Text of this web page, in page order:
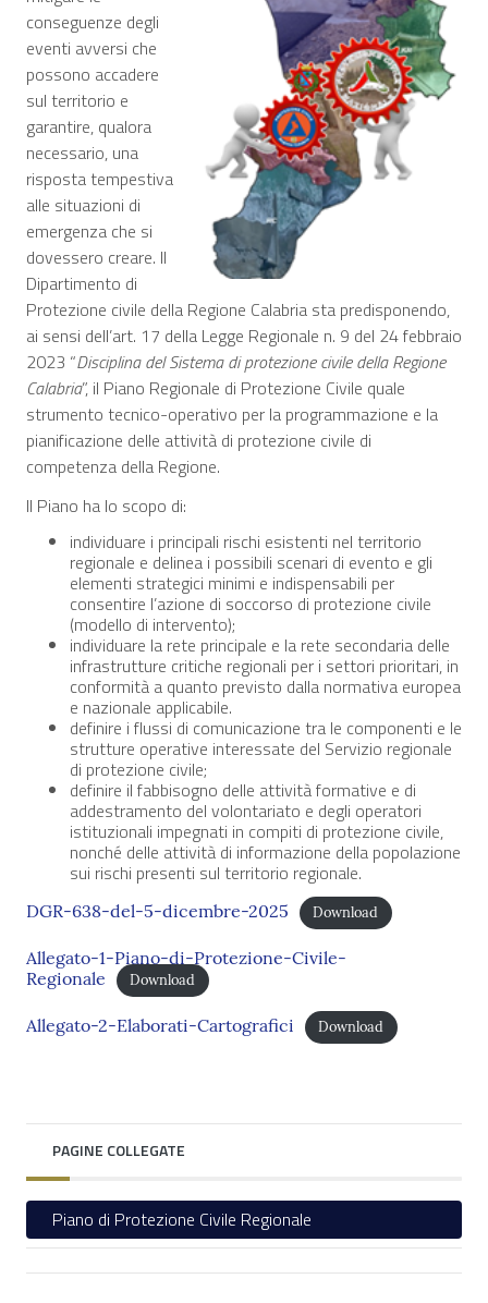
conseguenze degli
eventi avversi che
possono accadere
sul territorio e
garantire, qualora
necessario, una
risposta tempestiva
alle situazioni di
emergenza che si
dovessero creare. Il
Dipartimento di
Protezione civile della Regione Calabria sta predisponendo,
ai sensi dell’art. 17 della Legge Regionale n. 9 del 24 febbraio
2023 “Disciplina del Sistema di protezione civile della Regione
Calabria”, il Piano Regionale di Protezione Civile quale
strumento tecnico-operativo per la programmazione e la
pianificazione delle attività di protezione civile di
competenza della Regione.
Il Piano ha lo scopo di:
individuare i principali rischi esistenti nel territorio
regionale e delinea i possibili scenari di evento e gli
elementi strategici minimi e indispensabili per
consentire l’azione di soccorso di protezione civile
(modello di intervento);
individuare la rete principale e la rete secondaria delle
infrastrutture critiche regionali per i settori prioritari, in
conformità a quanto previsto dalla normativa europea
e nazionale applicabile.
definire i flussi di comunicazione tra le componenti e le
strutture operative interessate del Servizio regionale
di protezione civile;
definire il fabbisogno delle attività formative e di
addestramento del volontariato e degli operatori
istituzionali impegnati in compiti di protezione civile,
nonché delle attività di informazione della popolazione
sui rischi presenti sul territorio regionale.
DGR-638-del-5-dicembre-2025 Download
Allegato-1-Piano-di-Protezione-Civile-
Regionale
Download
Allegato-2-Elaborati-Cartografici Download
PAGINE COLLEGATE
Piano di Protezione Civile Regionale